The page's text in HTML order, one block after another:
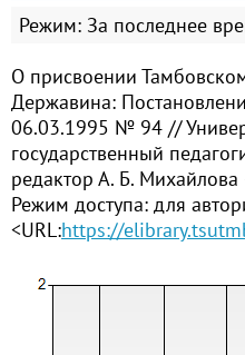
Режим: За последнее
О присвоении
Державина:
06.03.1995 № 94 //
государственный
редактор А. Б.
Режим доступа: для
<URL:https://